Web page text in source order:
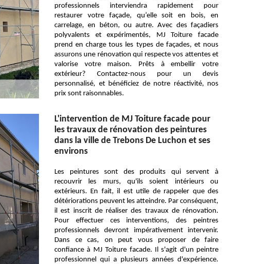
professionnels interviendra rapidement pour
restaurer votre façade, qu’elle soit en bois, en
carrelage, en béton, ou autre. Avec des façadiers
polyvalents et expérimentés, MJ Toiture facade
prend en charge tous les types de façades, et nous
assurons une rénovation qui respecte vos attentes et
valorise votre maison. Prêts à embellir votre
extérieur? Contactez-nous pour un devis
personnalisé, et bénéficiez de notre réactivité, nos
prix sont raisonnables.
L'intervention de MJ Toiture facade pour
les travaux de rénovation des peintures
dans la ville de Trebons De Luchon et ses
environs
Les peintures sont des produits qui servent à
recouvrir les murs, qu'ils soient intérieurs ou
extérieurs. En fait, il est utile de rappeler que des
détériorations peuvent les atteindre. Par conséquent,
il est inscrit de réaliser des travaux de rénovation.
Pour effectuer ces interventions, des peintres
professionnels devront impérativement intervenir.
Dans ce cas, on peut vous proposer de faire
confiance à MJ Toiture facade. Il s'agit d'un peintre
professionnel qui a plusieurs années d'expérience.